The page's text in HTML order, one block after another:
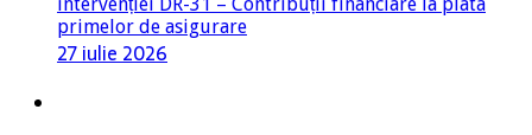
primelor de asigurare
27 iulie 2026